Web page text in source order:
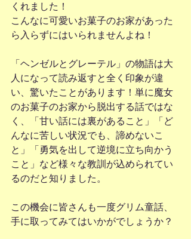
くれました！
こんなに可愛いお菓子のお家があった
ら入らずにはいられませんよね！
「ヘンゼルとグレーテル」の物語は大
人になって読み返すと全く印象が違
い、驚いたことがあります！単に魔女
のお菓子のお家から脱出する話ではな
く、「甘い話には裏があること」「ど
んなに苦しい状況でも、諦めないこ
と」「勇気を出して逆境に立ち向かう
こと」など様々な教訓が込められてい
るのだと知りました。
この機会に皆さんも一度グリム童話、
手に取ってみてはいかがでしょうか？